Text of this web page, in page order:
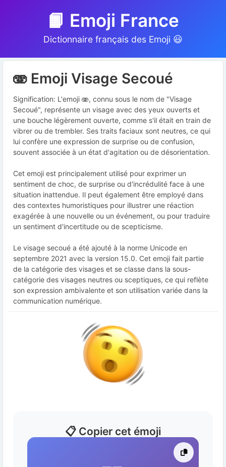
📙 Emoji France
Dictionnaire français des Emoji 😃
🫨 Emoji Visage Secoué
Signification: L'emoji 🫨, connu sous le nom de "Visage
Secoué", représente un visage avec des yeux ouverts et
une bouche légèrement ouverte, comme s'il était en train de
vibrer ou de trembler. Ses traits faciaux sont neutres, ce qui
lui confère une expression de surprise ou de confusion,
souvent associée à un état d'agitation ou de désorientation.
Cet emoji est principalement utilisé pour exprimer un
sentiment de choc, de surprise ou d'incrédulité face à une
situation inattendue. Il peut également être employé dans
des contextes humoristiques pour illustrer une réaction
exagérée à une nouvelle ou un événement, ou pour traduire
un sentiment d'incertitude ou de scepticisme.
Le visage secoué a été ajouté à la norme Unicode en
septembre 2021 avec la version 15.0. Cet emoji fait partie
de la catégorie des visages et se classe dans la sous-
catégorie des visages neutres ou sceptiques, ce qui reflète
son expression ambivalente et son utilisation variée dans la
communication numérique.
📋 Copier cet émoji